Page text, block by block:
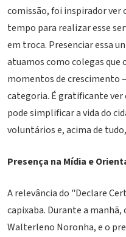
comissão, foi inspirador
tempo para realizar esse
em troca. Presenciar essa
atuamos como colegas
momentos de crescimento
categoria. É gratificante
pode simplificar a vida do
voluntários e, acima de
Presença na Mídia e
A relevância do "Declare
capixaba. Durante a manhã,
Walterleno Noronha, e o